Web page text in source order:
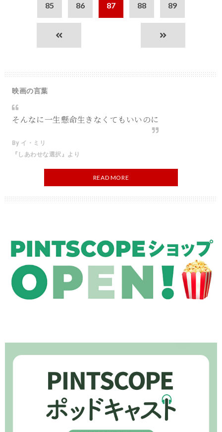
85 86 87 88 89
映画の言葉
そんなに一生懸命生きなくてもいいのに
By イ・ミリ
『しあわせな選択』より
READ MORE